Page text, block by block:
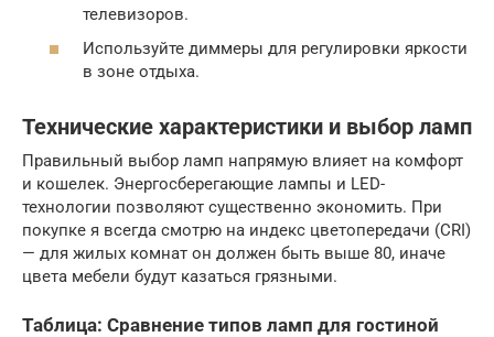
телевизоров.
Используйте диммеры для регулировки яркости
в зоне отдыха.
Технические характеристики и выбор ламп
Правильный выбор ламп напрямую влияет на комфорт
и кошелек. Энергосберегающие лампы и LED-
технологии позволяют существенно экономить. При
покупке я всегда смотрю на индекс цветопередачи (CRI)
— для жилых комнат он должен быть выше 80, иначе
цвета мебели будут казаться грязными.
Таблица: Сравнение типов ламп для гостиной